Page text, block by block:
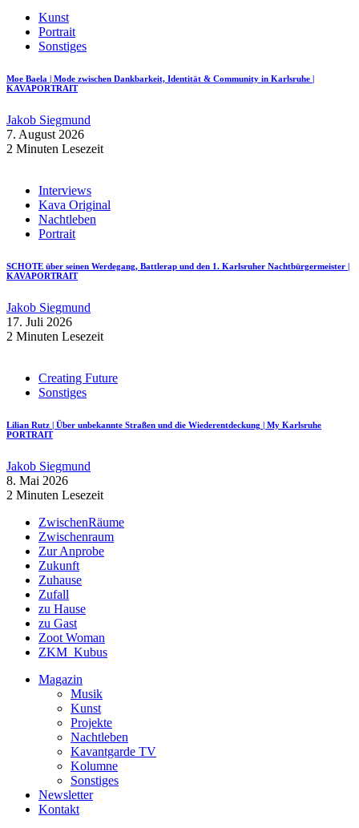
Kunst
Portrait
Sonstiges
Moe Baela | Mode zwischen Dankbarkeit, Identität & Community in Karlsruhe |
KAVAPORTRAIT
Jakob Siegmund
7. August 2026
2 Minuten Lesezeit
Interviews
Kava Original
Nachtleben
Portrait
SCHOTE über seinen Werdegang, Battlerap und den 1. Karlsruher Nachtbürgermeister |
KAVAPORTRAIT
Jakob Siegmund
17. Juli 2026
2 Minuten Lesezeit
Creating Future
Sonstiges
Lilian Rutz | Über unbekannte Straßen und die Wiederentdeckung | My Karlsruhe
PORTRAIT
Jakob Siegmund
8. Mai 2026
2 Minuten Lesezeit
ZwischenRäume
Zwischenraum
Zur Anprobe
Zukunft
Zuhause
Zufall
zu Hause
zu Gast
Zoot Woman
ZKM_Kubus
Magazin
Musik
Kunst
Projekte
Nachtleben
Kavantgarde TV
Kolumne
Sonstiges
Newsletter
Kontakt